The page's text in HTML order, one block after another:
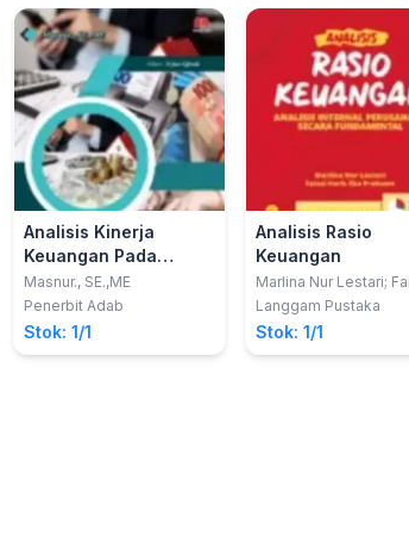
Analisis Kinerja
Keuangan Pada
Koperasi Syariah di
Pekanbaru
Masnur., SE.,ME
Penerbit Adab
Stok: 1/1
Analisis Rasio
Keuangan
Marlina Nur Lestari;
Haris Eko Prabowo
Langgam Pustaka
Stok: 1/1